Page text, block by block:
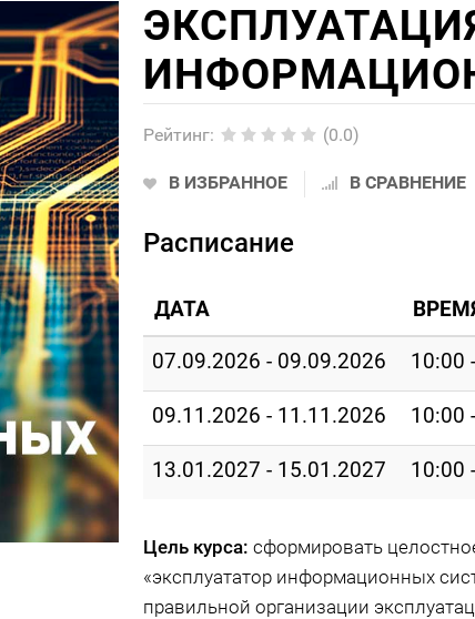
Рейтинг: (0.0)
В ИЗБРАННОЕ В СРАВНЕНИЕ
Расписание
ДАТА
07.09.2026 - 09.09.2026 10:00
09.11.2026 - 11.11.2026 10:00
13.01.2027 - 15.01.2027 10:00
Цель курса: сформировать
«эксплуататор информационных
правильной организации